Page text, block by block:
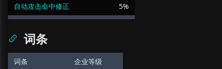
自动攻击命中修正
5%
词条
词条
企业等级